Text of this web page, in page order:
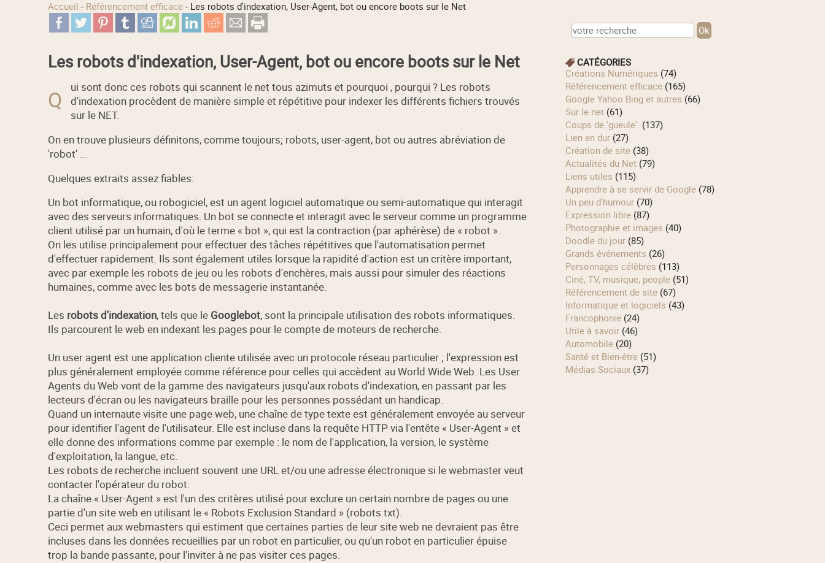
Accueil - Référencement efficace- Les robots d'indexation, User-Agent, bot ou encore boots sur le Net
Les robots d'indexation, User-Agent, bot ou encore boots sur le Net
Q
ui sont donc ces robots qui scannent le net tous azimuts et pourquoi , pourqui ? Les robots
d'indexation procèdent de manière simple et répétitive pour indexer les différents fichiers trouvés
sur le NET.
On en trouve plusieurs définitons, comme toujours; robots, user-agent, bot ou autres abréviation de
'robot' ...
Quelques extraits assez fiables:
Un bot informatique, ou robogiciel, est un agent logiciel automatique ou semi-automatique qui interagit
avec des serveurs informatiques. Un bot se connecte et interagit avec le serveur comme un programme
client utilisé par un humain, d'où le terme « bot », qui est la contraction (par aphérèse) de « robot ».
On les utilise principalement pour effectuer des tâches répétitives que l'automatisation permet
d'effectuer rapidement. Ils sont également utiles lorsque la rapidité d'action est un critère important,
avec par exemple les robots de jeu ou les robots d'enchères, mais aussi pour simuler des réactions
humaines, comme avec les bots de messagerie instantanée.
Les robots d'indexation, tels que le Googlebot, sont la principale utilisation des robots informatiques.
Ils parcourent le web en indexant les pages pour le compte de moteurs de recherche.
Un user agent est une application cliente utilisée avec un protocole réseau particulier ; l'expression est
plus généralement employée comme référence pour celles qui accèdent au World Wide Web. Les User
Agents du Web vont de la gamme des navigateurs jusqu'aux robots d'indexation, en passant par les
lecteurs d'écran ou les navigateurs braille pour les personnes possédant un handicap.
Quand un internaute visite une page web, une chaîne de type texte est généralement envoyée au serveur
pour identifier l'agent de l'utilisateur. Elle est incluse dans la requête HTTP via l'entête « User-Agent » et
elle donne des informations comme par exemple : le nom de l'application, la version, le système
d'exploitation, la langue, etc.
Les robots de recherche incluent souvent une URL et/ou une adresse électronique si le webmaster veut
contacter l'opérateur du robot.
La chaîne « User-Agent » est l'un des critères utilisé pour exclure un certain nombre de pages ou une
partie d'un site web en utilisant le « Robots Exclusion Standard » (robots.txt).
Ceci permet aux webmasters qui estiment que certaines parties de leur site web ne devraient pas être
incluses dans les données recueillies par un robot en particulier, ou qu'un robot en particulier épuise
trop la bande passante, pour l'inviter à ne pas visiter ces pages.
CATÉGORIES
Créations Numériques (74)
Référencement efficace(165)
Google Yahoo Bing et autres (66)
Sur le net(61)
Coups de 'gueule'. (137)
Lien en dur(27)
Création de site(38)
Actualités du Net(79)
Liens utiles (115)
Apprendre à se servir de Google(78)
Un peu d'humour(70)
Expression libre(87)
Photographie et images (40)
Doodle du jour(85)
Grands événements (26)
Personnages célèbres (113)
Ciné, TV, musique, people(51)
Référencement de site(67)
Informatique et logiciels (43)
Francophonie(24)
Utile à savoir(46)
Automobile(20)
Santé et Bien-être(51)
Médias Sociaux(37)